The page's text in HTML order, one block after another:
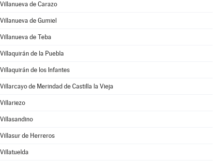
Villanueva de Carazo
Villanueva de Gumiel
Villanueva de Teba
Villaquirán de la Puebla
Villaquirán de los Infantes
Villarcayo de Merindad de Castilla la Vieja
Villariezo
Villasandino
Villasur de Herreros
Villatuelda